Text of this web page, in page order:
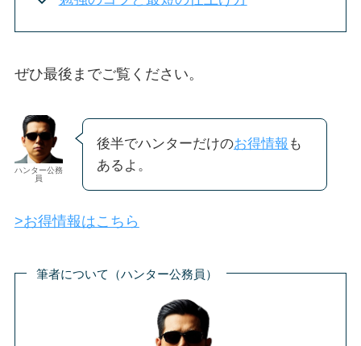
ぜひ最後までご覧ください。
ハンター公務
員
後半でハンターだけのお得情報 も
あるよ。
>お得情報はこちら
筆者について（ハンター公務員）